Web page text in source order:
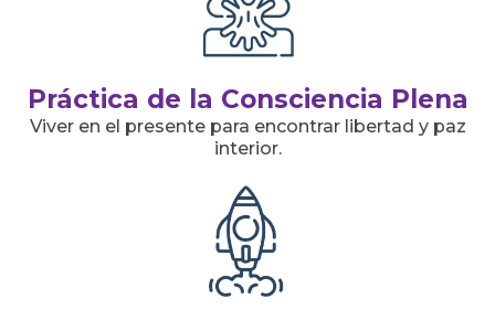
Práctica de la Consciencia Plena
Viver en el presente para encontrar libertad y paz
interior.